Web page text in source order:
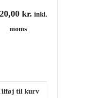
kr. inkl.
moms
til kurv